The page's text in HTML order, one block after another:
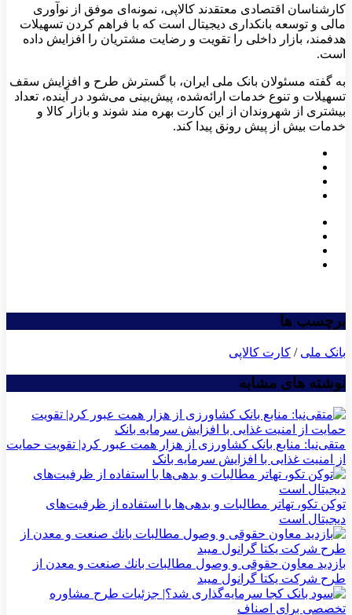
کارشناسان اقتصادی معتقدند کالاپی، نمونه‌ای موفق از نوآوری
مالی و توسعه بانکداری دیجیتال است که با فراهم کردن تسهیلات
هدفمند، بازار داخلی را تقویت و رضایت مشتریان را افزایش داده
است.
به گفته مسئولان بانک ملی ایران، با گسترش طرح و افزایش سقف
تسهیلات و تنوع خدمات ارائه‌شده، پیش‌بینی می‌شود در آینده، تعداد
بیشتری از شهروندان از این کارت بهره‌ مند شوند و بازار کالا و
خدمات بیش از پیش رونق پیدا کند.
برچسب ها
بانک ملی / کارت کالاپی
نوشته های مشابه
متقی‌نیا: منابع بانک کشاورزی از هزار همت عبور کرد| تقویت حمایت
از امنیت غذایی با افزایش سرمایه بانک
توکن تکو، تهاتر مطالبات و بدهی‌ها با استفاده از ظرفیت‌های
دیجیتال است
بازدید معاون حقوقی و وصول مطالبات بانك صنعت و معدن از
طرح شركت یكتا گرانول میبد